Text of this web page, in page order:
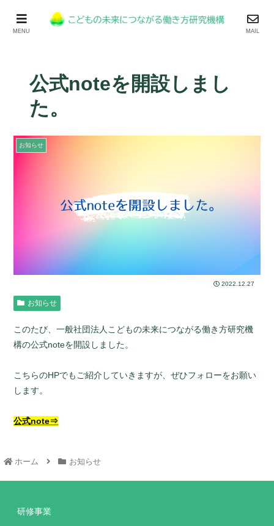
公式noteを開設しまし
た。
お知らせ
2022.12.27
お知らせ
このたび、一般社団法人こどもの未来につながる働き方研究機
構の公式noteを開設しました。
こちらのHPでもご紹介していきますが、ぜひフォローをお願い
します。
公式note⇒
ホーム お知らせ
研修事業
MENU MAIL